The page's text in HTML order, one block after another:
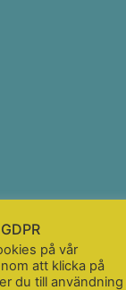
på vår
att klicka på
du till användning